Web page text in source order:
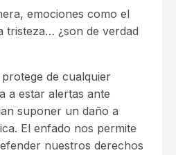
emociones como el
tristeza… ¿son de verdad
de cualquier
a estar alertas ante
suponer un daño a
El enfado nos permite
nuestros derechos